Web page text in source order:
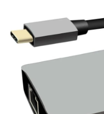
hvězdiček.